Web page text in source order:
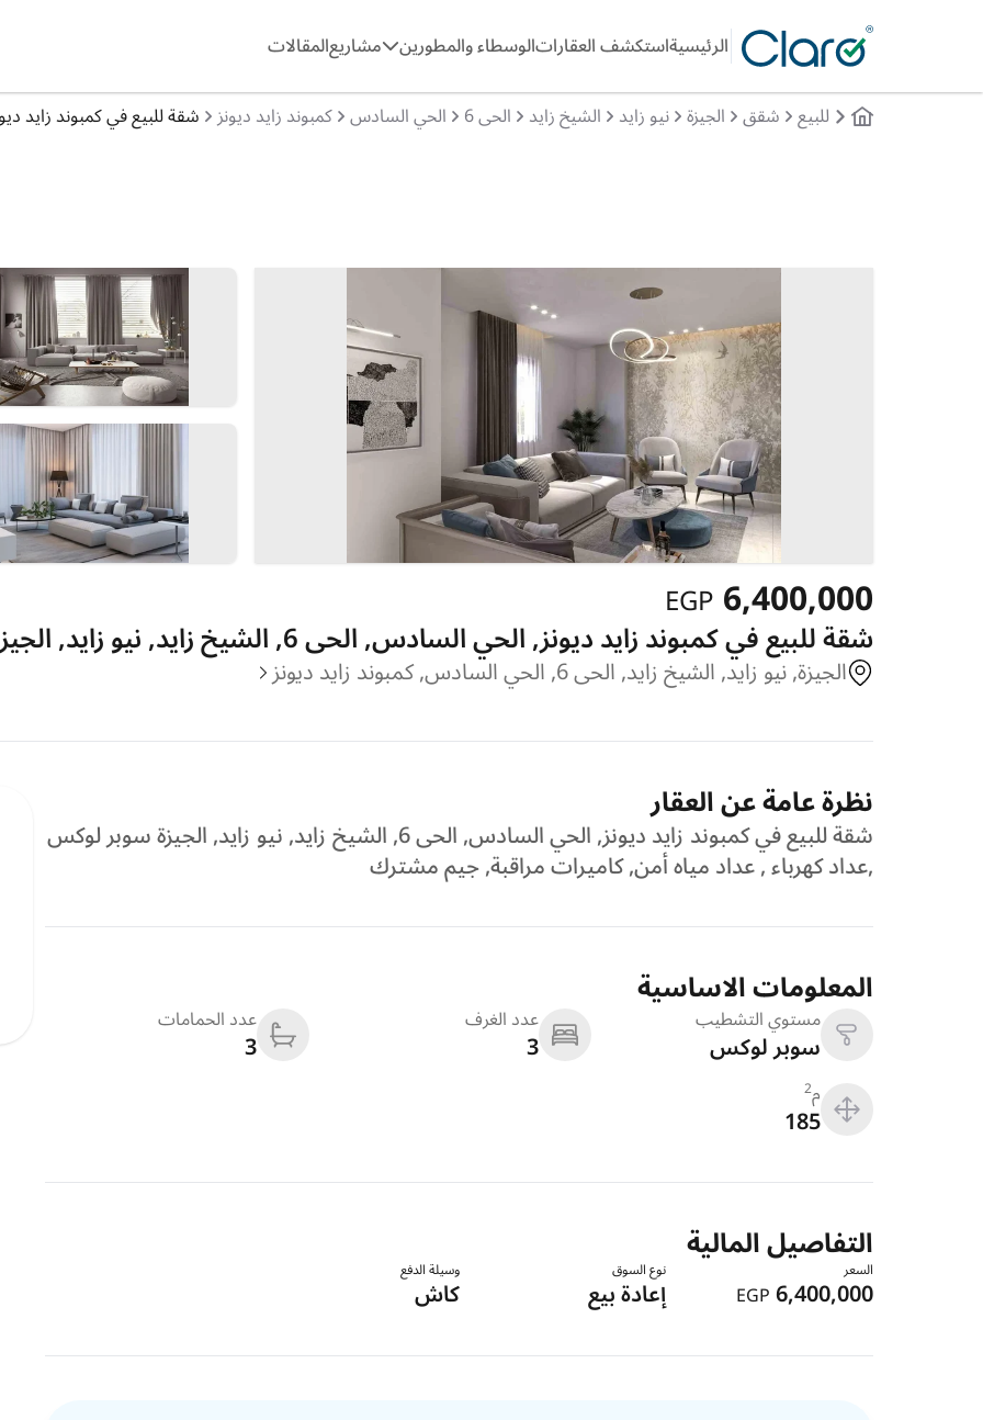
الرئيسيةاستكشف العقاراتالوسطاء والمطورين مشاريعالمقالات
للبيع شقق الجيزة نيو زايد الشيخ زايد الحى 6 الحي السادس كمبوند زايد ديونز
6,400,000
EGP
شقة للبيع في كمبوند زايد ديونز, الحي السادس, الحى 6, الشيخ زايد, نيو زايد, الجيزة سوبر لوكس
الجيزة, نيو زايد, الشيخ زايد, الحى 6, الحي السادس, كمبوند زايد ديونز
نظرة عامة عن العقار
شقة للبيع في كمبوند زايد ديونز, الحي السادس, الحى 6, الشيخ زايد, نيو زايد, الجيزة سوبر لوكس
,عداد كهرباء , عداد مياه أمن, كاميرات مراقبة, جيم مشترك
المعلومات الاساسية
مستوي التشطيب
سوبر لوكس
عدد الغرف
3
عدد الحمامات
3
م2
185
التفاصيل المالية
السعر
6,400,000
EGP
نوع السوق
إعادة بيع
وسيلة الدفع
كاش